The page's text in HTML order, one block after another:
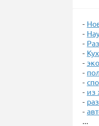
-
-
-
-
-
-
-
- из
-
-
...